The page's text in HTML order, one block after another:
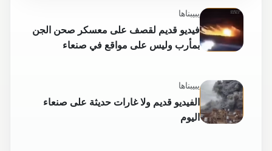
يبيبناها
فيديو قديم لقصف على معسكر صحن الجن
بمأرب وليس على مواقع في صنعاء
يبيبناها
الفيديو قديم ولا غارات حديثة على صنعاء
اليوم